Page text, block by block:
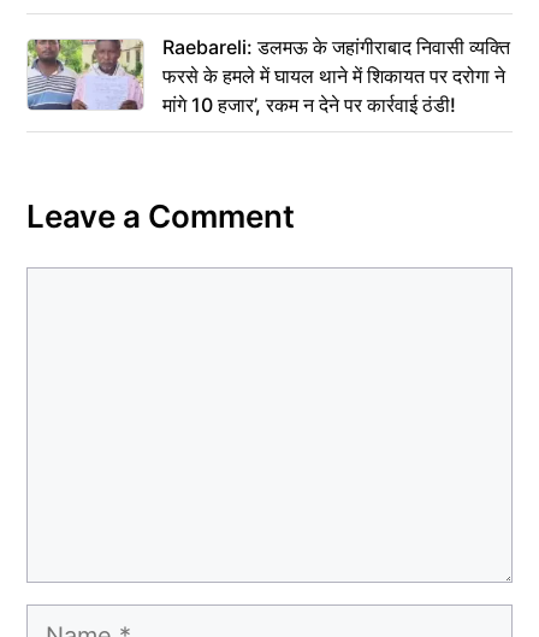
Raebareli: डलमऊ के जहांगीराबाद निवासी व्यक्ति
फरसे के हमले में घायल थाने में शिकायत पर दरोगा ने
मांगे 10 हजार’, रकम न देने पर कार्रवाई ठंडी!
Leave a Comment
Name